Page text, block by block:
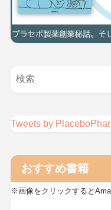
Tweets by
おすすめ書籍
※画像をクリックすると